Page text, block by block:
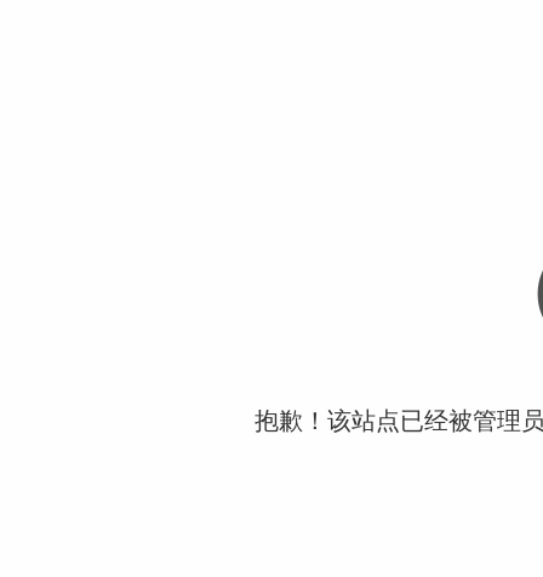
抱歉！该站点已经被管理